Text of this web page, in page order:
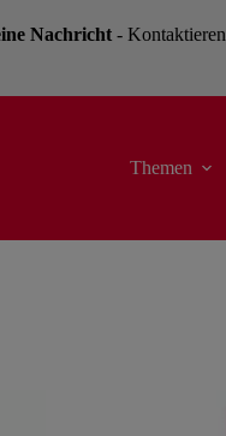
Nachricht-
Themen